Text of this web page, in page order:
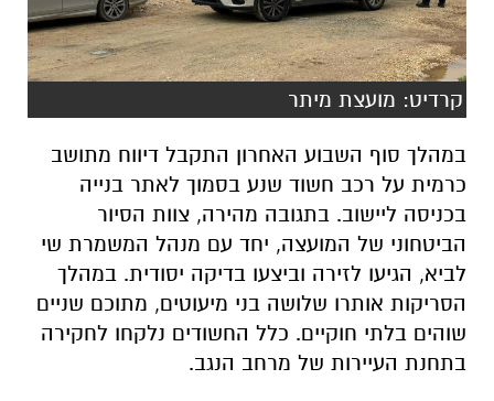
קרדיט: מועצת מיתר
במהלך סוף השבוע האחרון התקבל דיווח מתושב
כרמית על רכב חשוד שנע בסמוך לאתר בנייה
בכניסה ליישוב. בתגובה מהירה, צוות הסיור
הביטחוני של המועצה, יחד עם מנהל המשמרת שי
לביא, הגיעו לזירה וביצעו בדיקה יסודית. במהלך
הסריקות אותרו שלושה בני מיעוטים, מתוכם שניים
שוהים בלתי חוקיים. כלל החשודים נלקחו לחקירה
בתחנת העיירות של מרחב הנגב.